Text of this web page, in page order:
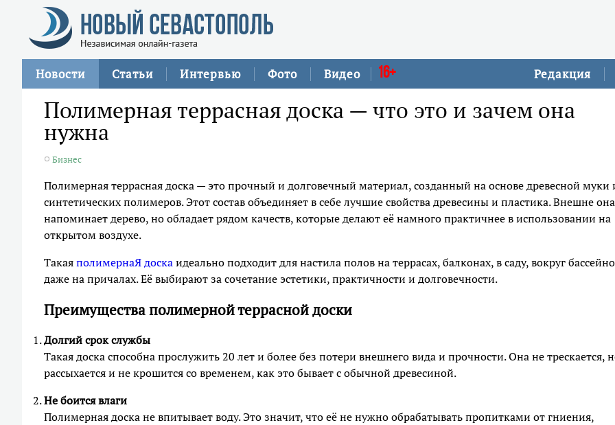
Редакция
Новости Статьи Интервью Фото Видео 16+
Полимерная террасная доска — что это и зачем она
нужна
Бизнес
Полимерная террасная доска — это прочный и долговечный материал, созданный на основе древесной муки
синтетических полимеров. Этот состав объединяет в себе лучшие свойства древесины и пластика. Внешне она
напоминает дерево, но обладает рядом качеств, которые делают её намного практичнее в использовании на
открытом воздухе.
ТакаяполимернаЯ доскаидеально подходит для настила полов на террасах, балконах, в саду, вокруг
даже на причалах. Её выбирают за сочетание эстетики, практичности и долговечности.
Преимущества полимерной террасной доски
Долгий срок службы
Такая доска способна прослужить 20 лет и более без потери внешнего вида и прочности. Она не трескается,
рассыхается и не крошится со временем, как это бывает с обычной древесиной.
Не боится влаги
Полимерная доска не впитывает воду. Это значит, что её не нужно обрабатывать пропитками от гниения,